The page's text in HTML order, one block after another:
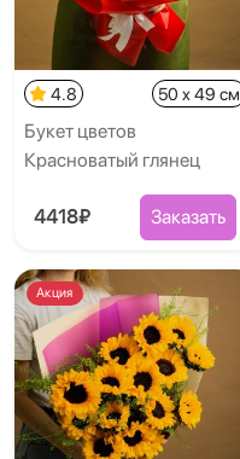
4.8 50 x 49 см
Букет цветов
Красноватый глянец
4418₽ Заказать
Акция